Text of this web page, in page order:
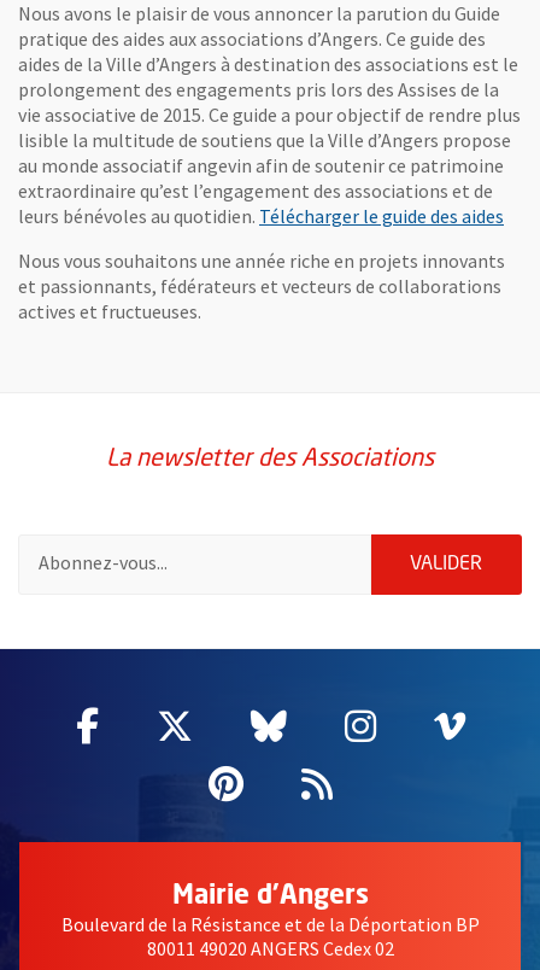
Nous avons le plaisir de vous annoncer la parution du Guide
pratique des aides aux associations d’Angers. Ce guide des
aides de la Ville d’Angers à destination des associations est le
prolongement des engagements pris lors des Assises de la
vie associative de 2015. Ce guide a pour objectif de rendre plus
lisible la multitude de soutiens que la Ville d’Angers propose
au monde associatif angevin afin de soutenir ce patrimoine
extraordinaire qu’est l’engagement des associations et de
leurs bénévoles au quotidien. Télécharger le guide des aides
Nous vous souhaitons une année riche en projets innovants
et passionnants, fédérateurs et vecteurs de collaborations
actives et fructueuses.
La newsletter des Associations
VALIDER
Facebook
, Ouvre une nouvelle fenêtre
Twitter
, Ouvre une nouvelle
Bluesky
, Ouvre une
Instagram
, Ouvre
,
Pinterest
, Ouvre une
Flux RSS
Mairie d'Angers
Boulevard de la Résistance et de la Déportation BP
80011 49020 ANGERS Cedex 02